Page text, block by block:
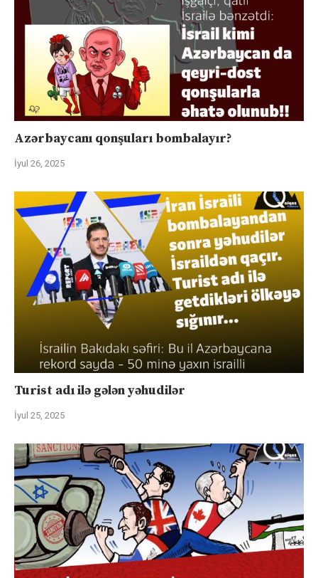
Azərbaycanı qonşuları bombalayır?
İyul 26, 2025
Turist adı ilə gələn yəhudilər
İyul 25, 2025